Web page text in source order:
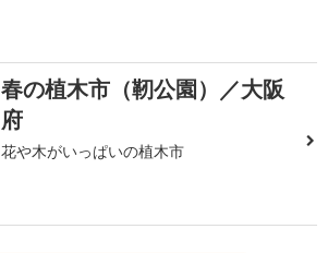
春の植木市（靭公園）／大阪
府
花や木がいっぱいの植木市